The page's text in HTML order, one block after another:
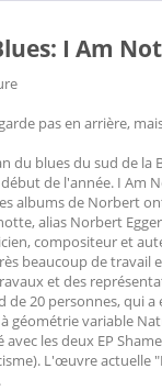
I Am
pas en arrière,
du blues du sud de la
de l'année. I Am
albums de Norbert
alias Norbert
compositeur et
beaucoup de travail
et des
20 personnes, qui
géométrie variable
les deux EP
L'œuvre